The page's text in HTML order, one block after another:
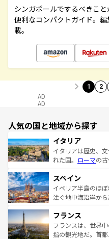
シンガポールでするべきこ
便利なコンパクトガイド。
載。
1 2
AD
AD
人気の国と地域から探す
イタリア
イタリアは歴史、
れた国。 ローマの
ろん、トスカーナ
景など、自然景観
ピザやパスタなど
ませてくれるイタ
なお、新着のイタ
しい。
スペイン
イベリア半島のほ
注ぐ地中海沿岸か
文化が根付くこの
れる闘牛、そして
る。首都マドリー
フランス
フランスは、世界
指の観光地だ。首